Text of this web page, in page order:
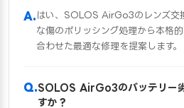
はい、SOLOS AirGo3のレンズ交
な傷のポリッシング処理から本格
合わせた最適な修理を提案します。
SOLOS AirGo3のバッテリー
すか？